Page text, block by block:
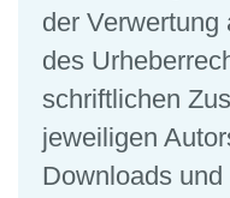
der Verwertung
des
schriftlichen
jeweiligen
Downloads